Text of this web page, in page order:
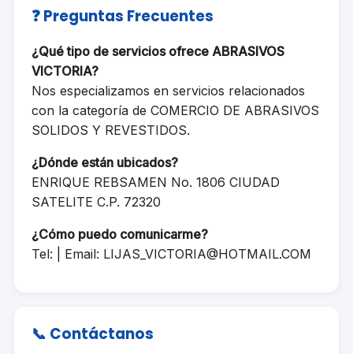
❓ Preguntas Frecuentes
¿Qué tipo de servicios ofrece ABRASIVOS
VICTORIA?
Nos especializamos en servicios relacionados
con la categoría de COMERCIO DE ABRASIVOS
SOLIDOS Y REVESTIDOS.
¿Dónde están ubicados?
ENRIQUE REBSAMEN No. 1806 CIUDAD
SATELITE C.P. 72320
¿Cómo puedo comunicarme?
Tel: | Email: LIJAS_VICTORIA@HOTMAIL.COM
📞 Contáctanos